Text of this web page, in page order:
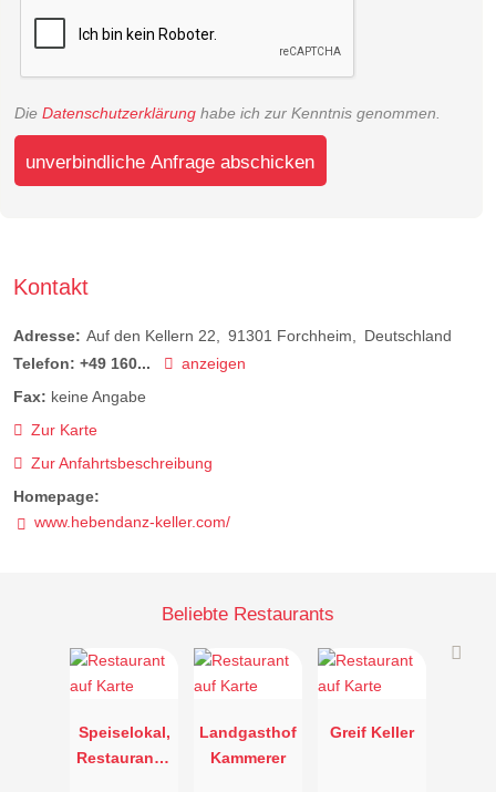
Die Datenschutzerklärung habe ich zur Kenntnis genommen.
unverbindliche Anfrage abschicken
Kontakt
Adresse: Auf den Kellern 22 91301 Forchheim
Deutschland
Telefon: +49 160...
anzeigen
Fax: keine Angabe
Zur Karte
Zur Anfahrtsbeschreibung
Homepage:
www.hebendanz-keller.com/
Beliebte Restaurants
Speiselokal,
Restaurant "
Landgasthof
Kammerer
Greif Keller